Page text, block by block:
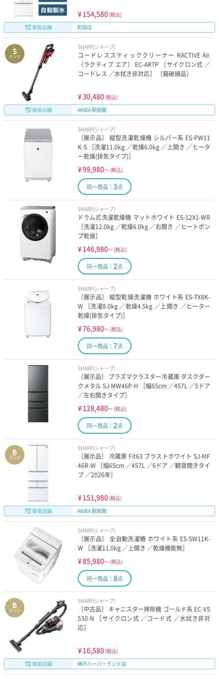
¥154,580 (税込)
取扱店舗
町田店
S
ランク
SHARP(シャープ)
コードレススティッククリーナー RACTIVE Air
（ラクティブ エア） EC-AR7P ［サイクロン式 ／
コードレス ／水拭き非対応］ 〔箱破損品〕
¥30,480 (税込)
取扱店舗
AKIBA 駅前館
SHARP(シャープ)
〔展示品〕 縦型洗濯乾燥機 シルバー系 ES-PW11
K-S ［洗濯11.0kg ／乾燥6.0kg ／上開き ／ヒータ
ー乾燥(排気タイプ)］
¥99,980～ (税込)
同一商品： 3点
SHARP(シャープ)
ドラム式洗濯乾燥機 マットホワイト ES-12X1-WR
［洗濯12.0kg ／乾燥6.0kg ／右開き ／ヒートポン
プ乾燥］
¥146,980～ (税込)
同一商品： 2点
SHARP(シャープ)
〔展示品〕 縦型乾燥洗濯機 ホワイト系 ES-TX8K-
W ［洗濯8.0kg ／乾燥4.5kg ／上開き ／ヒーター
乾燥(排気タイプ)］
¥76,980～ (税込)
同一商品： 7点
SHARP(シャープ)
〔展示品〕 プラズマクラスター冷蔵庫 ダスクダー
クメタル SJ-MW46P-H ［幅65cm ／457L ／5ドア
／左右開きタイプ］
¥128,480～ (税込)
同一商品： 2点
B
ランク
SHARP(シャープ)
〔展示品〕 冷蔵庫 Fit63 ブラストホワイト SJ-MF
46R-W ［幅65cm ／457L ／6ドア ／観音開きタイ
プ ／2026年］
¥151,980 (税込)
取扱店舗
AKIBA 駅前館
SHARP(シャープ)
〔展示品〕 全自動洗濯機 ホワイト系 ES-SW11K-
W ［洗濯11.0kg ／上開き ／乾燥機能無］
¥85,980～ (税込)
同一商品： 8点
B
ランク
SHARP(シャープ)
〔中古品〕 キャニスター掃除機 ゴールド系 EC-VS
530-N ［サイクロン式 ／コード式 ／水拭き非対
応］
¥16,580 (税込)
取扱店舗
神戸ハーバーランド店